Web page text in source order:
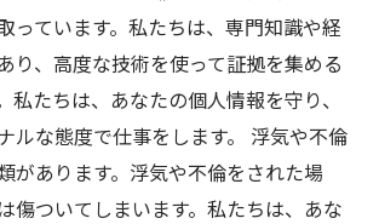
っています。私たちは、専門知識や経
り、高度な技術を使って証拠を集める
私たちは、あなたの個人情報を守り、
ルな態度で仕事をします。 浮気や不倫
があります。浮気や不倫をされた場
傷ついてしまいます。私たちは、あな